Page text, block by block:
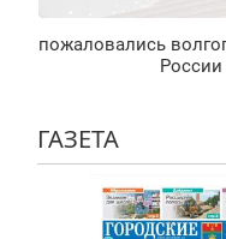
пожаловались
России
ГАЗЕТА